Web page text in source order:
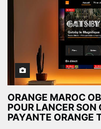
ORANGE MAROC
POUR LANCER SON
PAYANTE ORANGE